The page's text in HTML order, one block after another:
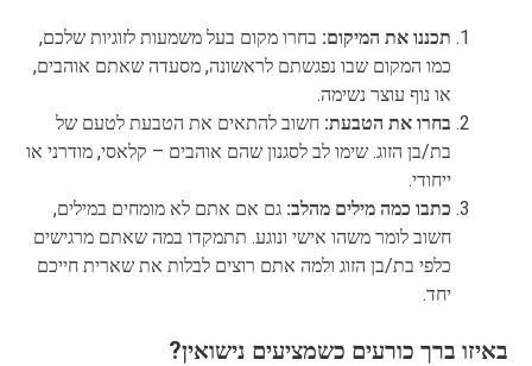
תכננו את המיקום: בחרו מקום בעל משמעות לזוגיות שלכם,
כמו המקום שבו נפגשתם לראשונה, מסעדה שאתם אוהבים,
או נוף עוצר נשימה.
בחרו את הטבעת: חשוב להתאים את הטבעת לטעם של
בת/בן הזוג. שימו לב לסגנון שהם אוהבים – קלאסי, מודרני או
ייחודי.
כתבו כמה מילים מהלב: גם אם אתם לא מומחים במילים,
חשוב לומר משהו אישי ונוגע. תתמקדו במה שאתם מרגישים
כלפי בת/בן הזוג ולמה אתם רוצים לבלות את שארית חייכם
יחד.
באיזו ברך כורעים כשמציעים נישואין?